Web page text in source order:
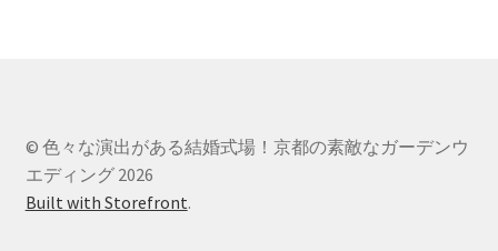
© 色々な演出がある結婚式場！京都の素敵なガーデンウ
エディング 2026
Built with Storefront.